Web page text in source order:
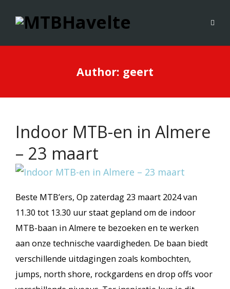
Author: geert
Indoor MTB-en in Almere
– 23 maart
Beste MTB’ers, Op zaterdag 23 maart 2024 van
11.30 tot 13.30 uur staat gepland om de indoor
MTB-baan in Almere te bezoeken en te werken
aan onze technische vaardigheden. De baan biedt
verschillende uitdagingen zoals kombochten,
jumps, north shore, rockgardens en drop offs voor